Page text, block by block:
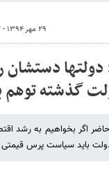
۲۹ مهر ۱۳۹۴ - ۰۸:۵۲
دستشان
گذشته توهم
اگر بخواهیم به رشد
باید سیاست پرس قیمتی